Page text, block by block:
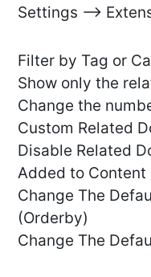
Settings -->
Filter by Tag or
Show only the
Change the
Custom Related
Disable Related
Added to Content
Change The
(Orderby)
Change The